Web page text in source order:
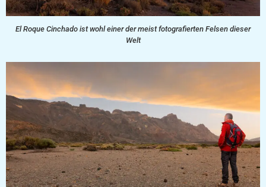
El Roque Cinchado ist wohl einer der meist fotografierten Felsen dieser
Welt